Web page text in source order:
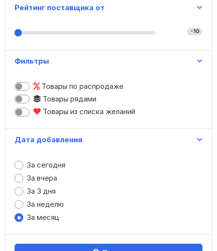
Детская одежда
Домашняя одежда
Зонты
Канцтовары
Картины, модульные картины
Книги
Косметика
Маникюр
Меховые изделия
Мужская одежда
Нижнее белье
Носки, колготки
Рейтинг поставщика от
-10
Фильтры
Товары по распродаже
Товары рядами
Товары из списка желаний
Дата добавления
За сегодня
За вчера
За 3 дня
За неделю
За месяц